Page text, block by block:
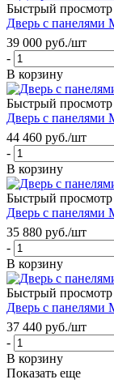
Быстрый просмотр
Дверь с
39 000 руб./шт
-
В корзину
Быстрый просмотр
Дверь с
44 460 руб./шт
-
В корзину
Быстрый просмотр
Дверь с
35 880 руб./шт
-
В корзину
Быстрый просмотр
Дверь с
37 440 руб./шт
-
В корзину
Показать еще